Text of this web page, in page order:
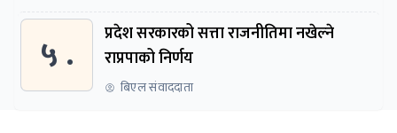
५ .
प्रदेश सरकारको सत्ता राजनीतिमा नखेल्ने
राप्रपाको निर्णय
बिएल संवाददाता